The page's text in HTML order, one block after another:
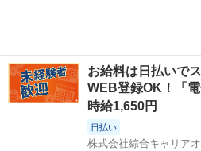
お給料は日払いで
WEB登録OK！「
時給1,650円
日払い
株式会社綜合キャリア